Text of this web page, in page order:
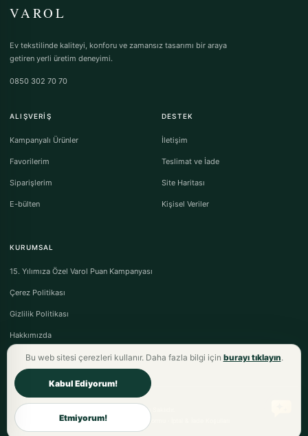
VAROL
Ev tekstilinde kaliteyi, konforu ve zamansız tasarımı bir araya
getiren yerli üretim deneyimi.
0850 302 70 70
ALIŞVERIŞ
Kampanyalı Ürünler
Favorilerim
Siparişlerim
E-bülten
DESTEK
İletişim
Teslimat ve İade
Site Haritası
Kişisel Veriler
KURUMSAL
15. Yılımıza Özel Varol Puan Kampanyası
Çerez Politikası
Gizlilik Politikası
Hakkımızda
Varol Tekstil Ev Tekstili © 2026 - Tüm Hakları Saklıdır.
Mesafeli Satış Sözleşmesi·Ön Bilgilendirme Formu
Bu web sitesi çerezleri kullanır. Daha fazla bilgi için burayı tıklayın.
Kabul Ediyorum!
Etmiyorum!